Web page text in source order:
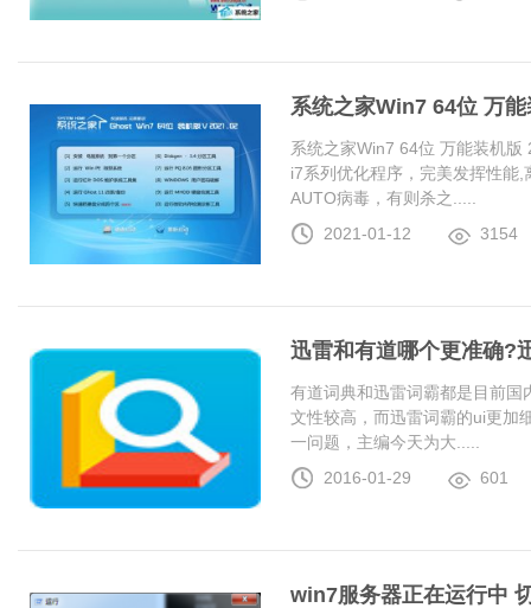
系统之家Win7 64位 万
系统之家Win7 64位 万能装机
i7系列优化程序，完美发挥性能
AUTO病毒，有则杀之.....
2021-01-12
3154
迅雷和有道哪个更准确?
有道词典和迅雷词霸都是目前
文性较高，而迅雷词霸的ui更加
一问题，主编今天为大.....
2016-01-29
601
win7服务器正在运行中